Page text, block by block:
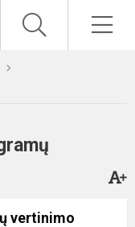
vertinimo